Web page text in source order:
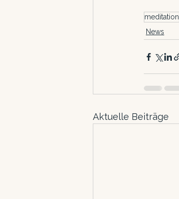
meditation
News
Aktuelle Beiträge